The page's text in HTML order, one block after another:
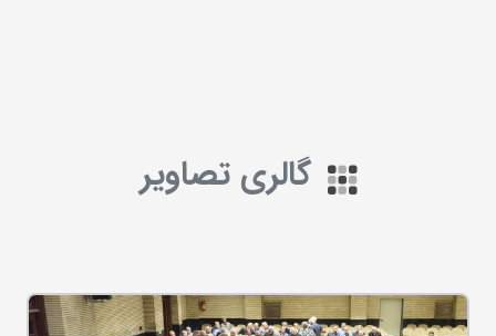
گالری تصاویر